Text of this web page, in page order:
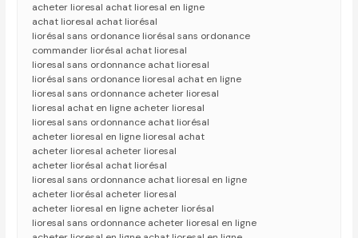
acheter lioresal achat lioresal en ligne
achat lioresal achat liorésal
liorésal sans ordonance liorésal sans ordonance
commander liorésal achat lioresal
lioresal sans ordonnance achat lioresal
liorésal sans ordonance lioresal achat en ligne
lioresal sans ordonnance acheter lioresal
lioresal achat en ligne acheter lioresal
lioresal sans ordonnance achat liorésal
acheter lioresal en ligne lioresal achat
acheter lioresal acheter lioresal
acheter liorésal achat liorésal
lioresal sans ordonnance achat lioresal en ligne
acheter liorésal acheter lioresal
acheter lioresal en ligne acheter liorésal
lioresal sans ordonnance acheter lioresal en ligne